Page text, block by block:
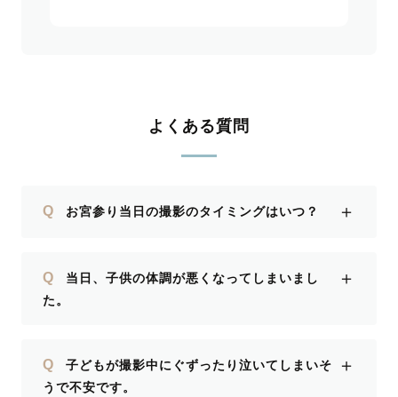
よくある質問
Q お宮参り当日の撮影のタイミングはいつ？ ＋
Q
当日、子供の体調が悪くなってしまいまし
た。
＋
Q
子どもが撮影中にぐずったり泣いてしまいそ
うで不安です。
＋